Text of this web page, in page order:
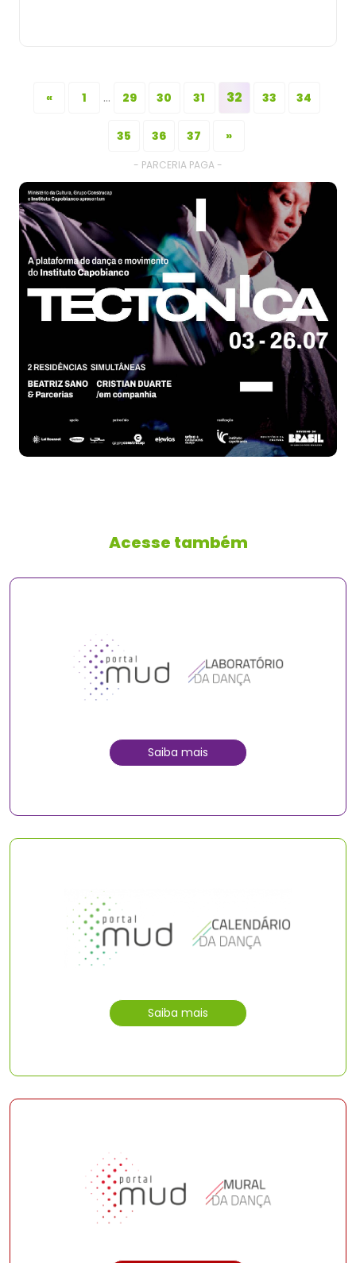
« 1 ... 29 30 31 32 33 34
35 36 37 »
- PARCERIA PAGA -
Acesse também
Saiba mais
Saiba mais